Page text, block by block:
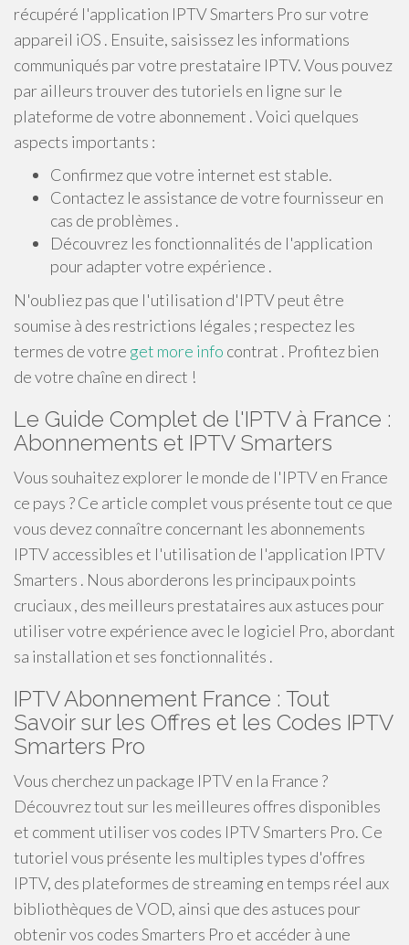
récupéré l'application IPTV Smarters Pro sur votre
appareil iOS . Ensuite, saisissez les informations
communiqués par votre prestataire IPTV. Vous pouvez
par ailleurs trouver des tutoriels en ligne sur le
plateforme de votre abonnement . Voici quelques
aspects importants :
Confirmez que votre internet est stable.
Contactez le assistance de votre fournisseur en
cas de problèmes .
Découvrez les fonctionnalités de l'application
pour adapter votre expérience .
N'oubliez pas que l'utilisation d'IPTV peut être
soumise à des restrictions légales ; respectez les
termes de votre get more info contrat . Profitez bien
de votre chaîne en direct !
Le Guide Complet de l'IPTV à France :
Abonnements et IPTV Smarters
Vous souhaitez explorer le monde de l'IPTV en France
ce pays ? Ce article complet vous présente tout ce que
vous devez connaître concernant les abonnements
IPTV accessibles et l'utilisation de l'application IPTV
Smarters . Nous aborderons les principaux points
cruciaux , des meilleurs prestataires aux astuces pour
utiliser votre expérience avec le logiciel Pro, abordant
sa installation et ses fonctionnalités .
IPTV Abonnement France : Tout
Savoir sur les Offres et les Codes IPTV
Smarters Pro
Vous cherchez un package IPTV en la France ?
Découvrez tout sur les meilleures offres disponibles
et comment utiliser vos codes IPTV Smarters Pro. Ce
tutoriel vous présente les multiples types d'offres
IPTV, des plateformes de streaming en temps réel aux
bibliothèques de VOD, ainsi que des astuces pour
obtenir vos codes Smarters Pro et accéder à une